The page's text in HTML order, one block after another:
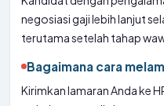
negosiasi gaji lebih lanjut
terutama setelah tahap
Bagaimana cara
Kirimkan lamaran Anda ke